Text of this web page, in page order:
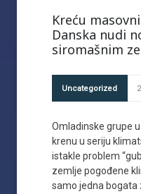
Kreću
Danska nudi
siromašnim
Uncategorized
Omladinske grupe
krenu u seriju
istakle problem
zemlje pogođene
samo jedna bogata